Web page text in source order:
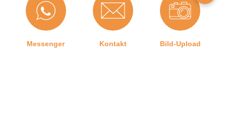
Graf-Dichtungen GmbH
Franz-Josef-Delonge Straße 12-14
81249 München, Deutschland
Messenger Kontakt Bild-Upload